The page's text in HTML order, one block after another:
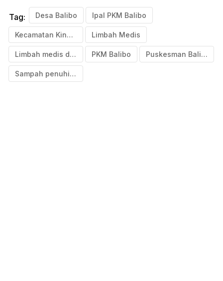
Tag: Desa Balibo Ipal PKM Balibo
Kecamatan Kindang Limbah Medis
Limbah medis ditemukan pada tumpukan sampah PKM Balibo Puskesman Balibo
Sampah penuhi sawah di Bulukumba